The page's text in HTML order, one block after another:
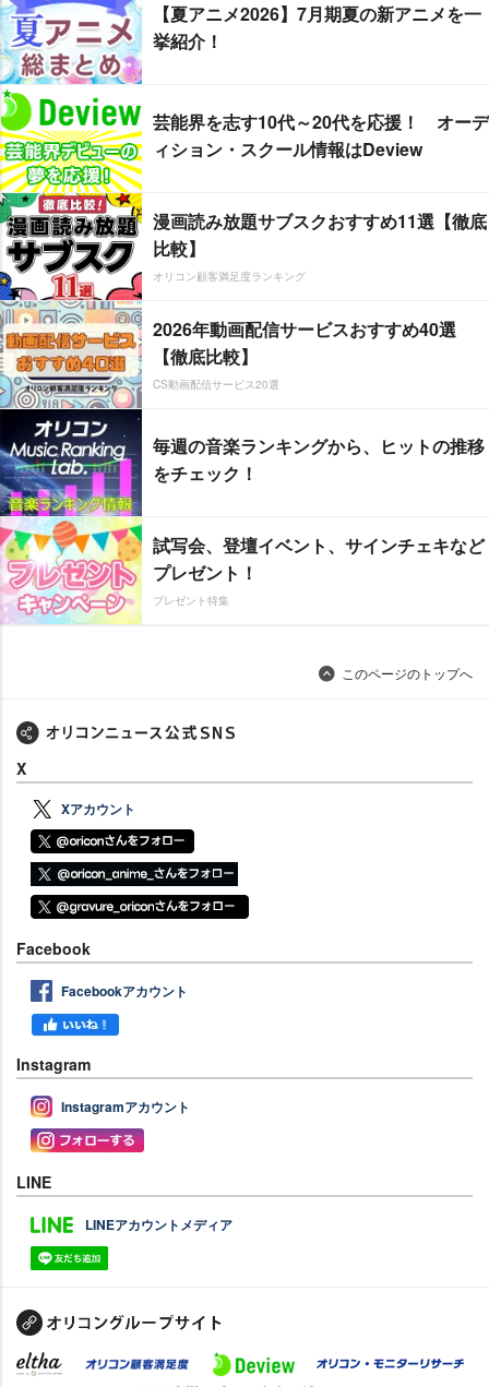
【夏アニメ2026】7月期夏の新アニメを一
挙紹介！
芸能界を志す10代～20代を応援！ オーデ
ィション・スクール情報はDeview
漫画読み放題サブスクおすすめ11選【徹底
比較】
オリコン顧客満足度ランキング
2026年動画配信サービスおすすめ40選
【徹底比較】
CS動画配信サービス20選
毎週の音楽ランキングから、ヒットの推移
をチェック！
試写会、登壇イベント、サインチェキなど
プレゼント！
プレゼント特集
このページのトップへ
X
Xアカウント
Facebook
Facebookアカウント
Instagram
Instagramアカウント
LINE
LINEアカウントメディア